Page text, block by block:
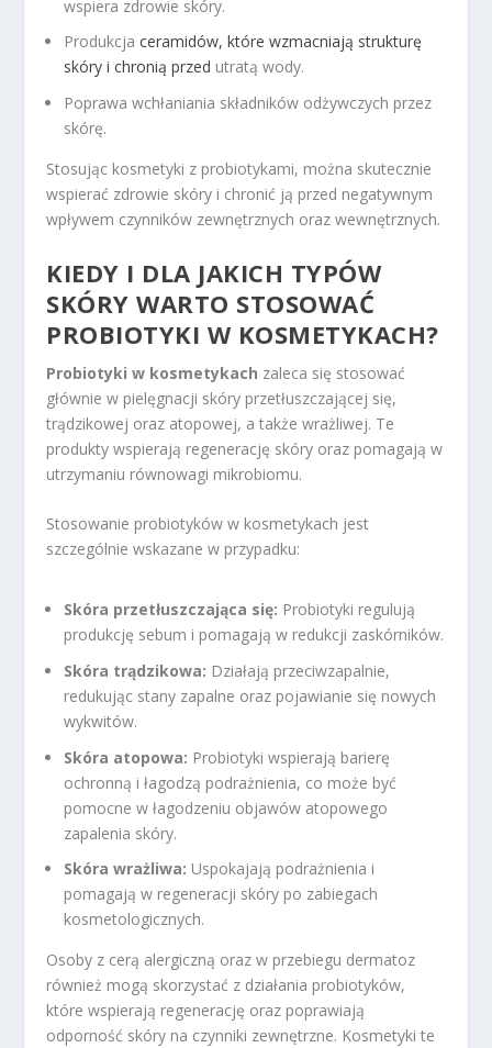
wspiera zdrowie skóry.
Produkcjaceramidów, które wzmacniają strukturę
skóry i chronią przed utratą wody.
Poprawa wchłaniania składników odżywczych przez
skórę.
Stosując kosmetyki z probiotykami, można skutecznie
wspierać zdrowie skóry i chronić ją przed negatywnym
wpływem czynników zewnętrznych oraz wewnętrznych.
KIEDY I DLA JAKICH TYPÓW
SKÓRY WARTO STOSOWAĆ
PROBIOTYKI W KOSMETYKACH?
Probiotyki w kosmetykach zaleca się stosować
głównie w pielęgnacji skóry przetłuszczającej się,
trądzikowej oraz atopowej, a także wrażliwej. Te
produkty wspierają regenerację skóry oraz pomagają w
utrzymaniu równowagi mikrobiomu.
Stosowanie probiotyków w kosmetykach jest
szczególnie wskazane w przypadku:
Skóra przetłuszczająca się: Probiotyki regulują
produkcję sebum i pomagają w redukcji zaskórników.
Skóra trądzikowa: Działają przeciwzapalnie,
redukując stany zapalne oraz pojawianie się nowych
wykwitów.
Skóra atopowa: Probiotyki wspierają barierę
ochronną i łagodzą podrażnienia, co może być
pomocne w łagodzeniu objawów atopowego
zapalenia skóry.
Skóra wrażliwa: Uspokajają podrażnienia i
pomagają w regeneracji skóry po zabiegach
kosmetologicznych.
Osoby z cerą alergiczną oraz w przebiegu dermatoz
również mogą skorzystać z działania probiotyków,
które wspierają regenerację oraz poprawiają
odporność skóry na czynniki zewnętrzne. Kosmetyki te